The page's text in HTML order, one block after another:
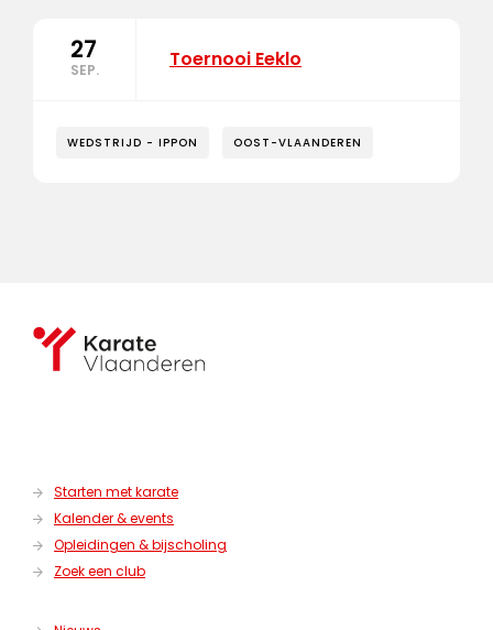
27
SEP. Toernooi Eeklo
WEDSTRIJD - IPPON OOST-VLAANDEREN
Starten met karate
Kalender & events
Opleidingen & bijscholing
Zoek een club